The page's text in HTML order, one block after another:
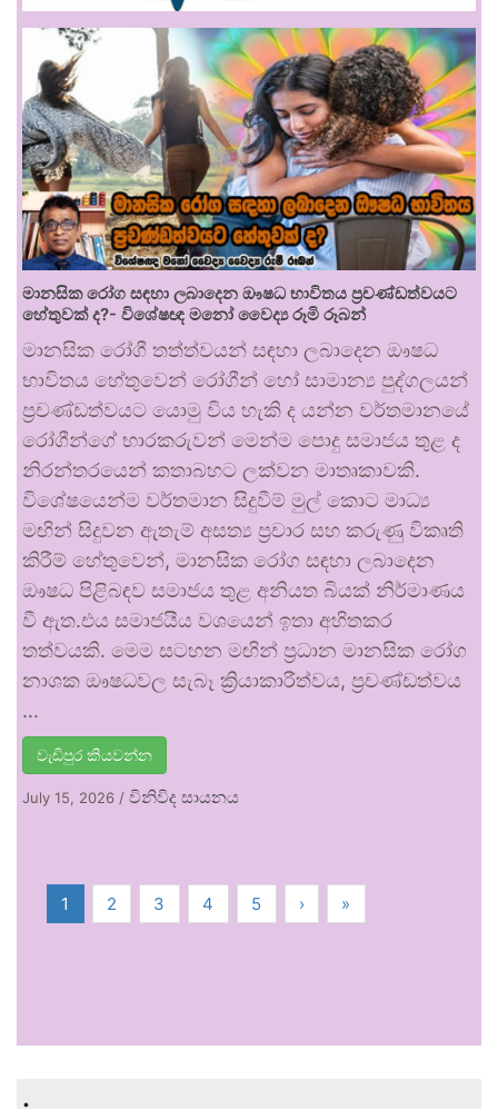
මානසික රෝග සඳහා ලබාදෙන ඖෂධ භාවිතය ප්‍රචණ්ඩත්වයට
හේතුවක් ද?- විශේෂඥ මනෝ වෛද්‍ය රූමි රූබන්
මානසික රෝගී තත්ත්වයන් සඳහා ලබාදෙන ඖෂධ
භාවිතය හේතුවෙන් රෝගීන් හෝ සාමාන්‍ය පුද්ගලයන්
ප්‍රචණ්ඩත්වයට යොමු විය හැකි ද යන්න වර්තමානයේ
රෝගීන්ගේ භාරකරුවන් මෙන්ම පොදු සමාජය තුළ ද
නිරන්තරයෙන් කතාබහට ලක්වන මාතෘකාවකි.
විශේෂයෙන්ම වර්තමාන සිදුවීම් මුල් කොට මාධ්‍ය
මඟින් සිදුවන ඇතැම් අසත්‍ය ප්‍රචාර සහ කරුණු විකෘති
කිරීම් හේතුවෙන්, මානසික රෝග සඳහා ලබාදෙන
ඖෂධ පිළිබඳව සමාජය තුළ අනියත බියක් නිර්මාණය
වී ඇත.එය සමාජයීය වශයෙන් ඉතා අහිතකර
තත්වයකි. මෙම සටහන මඟින් ප්‍රධාන මානසික රෝග
නාශක ඖෂධවල සැබෑ ක්‍රියාකාරීත්වය, ප්‍රචණ්ඩත්වය
…
වැඩිපුර කියවන්න
July 15, 2026 / විනිවිද සායනය
1 2 3 4 5 › »
.